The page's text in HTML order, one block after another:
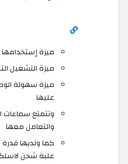
ميزة
ميزة التشغيل
ميزة سهولة
عليها
وتتمتع سماعات
والتعامل معها
كما ولديها
علبة شحن